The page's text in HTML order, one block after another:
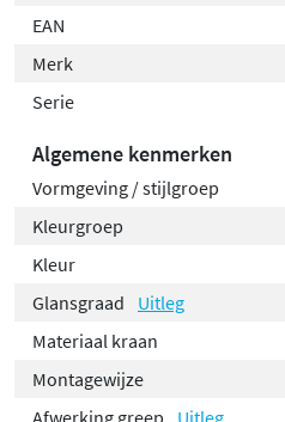
EAN
Merk
Serie
Algemene kenmerken
Vormgeving / stijlgroep
Kleurgroep
Kleur
Glansgraad
Uitleg
Materiaal kraan
Montagewijze
Afwerking greep
Uitleg